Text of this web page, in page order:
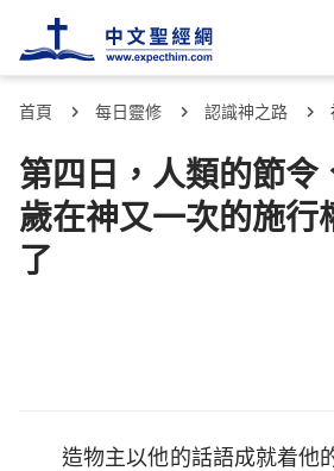
首頁 每日靈修 認識神之路
第四日，人類的節令
歲在神又一次的施行
了
造物主以他的話語成就着他